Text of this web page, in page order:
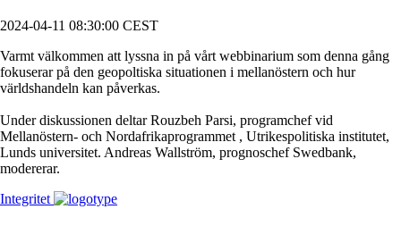
2024-04-11 08:30:00 CEST
Varmt välkommen att lyssna in på vårt webbinarium som denna gång
fokuserar på den geopoltiska situationen i mellanöstern och hur
världshandeln kan påverkas.
Under diskussionen deltar Rouzbeh Parsi, programchef vid
Mellanöstern- och Nordafrikaprogrammet , Utrikespolitiska institutet,
Lunds universitet. Andreas Wallström, prognoschef Swedbank,
modererar.
Integritet